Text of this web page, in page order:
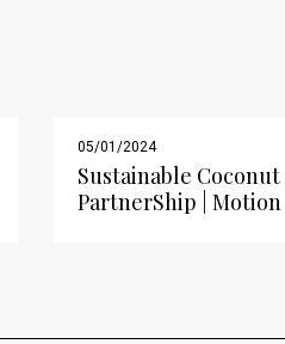
05/01/2024
Sustainable Coconut
PartnerShip | Motion